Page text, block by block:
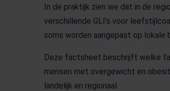
In de praktijk zien we dat in de
verschillende GLI’s voor
soms worden aangepast op
Deze factsheet beschrijft welke
mensen met overgewicht en
landelijk en regionaal.